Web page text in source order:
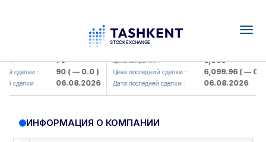
: 79
сделки : 90( — 0.0 )
сделки : 06.08.2026
UZMK (<O'zmetkombinat> AJ)
Цена закрытия : 6,099
Цена последний сделки : 6,099.96( — 0.0 )
Дата последней сделки : 06.08.2026
ИНФОРМАЦИЯ О КОМПАНИИ